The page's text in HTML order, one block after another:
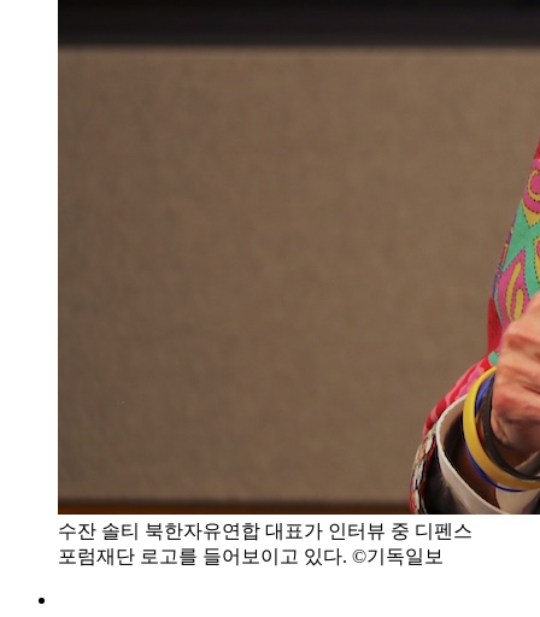
수잔 솔티 북한자유연합 대표가 인터뷰 중 디펜스
포럼재단 로고를 들어보이고 있다. ©기독일보